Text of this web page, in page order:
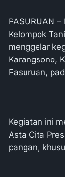
PASURUAN
Kelompok
menggelar
Karangsono,
Pasuruan,
Kegiatan ini
Asta Cita
pangan,